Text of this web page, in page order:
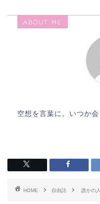
ABOUT ME
空想を言葉に。いつか会
HOME 自由詩 誰かの